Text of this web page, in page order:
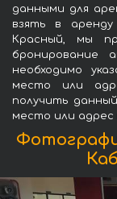
данными для
взять в
Красный, мы
бронирование
необходимо
место или
получить
место или